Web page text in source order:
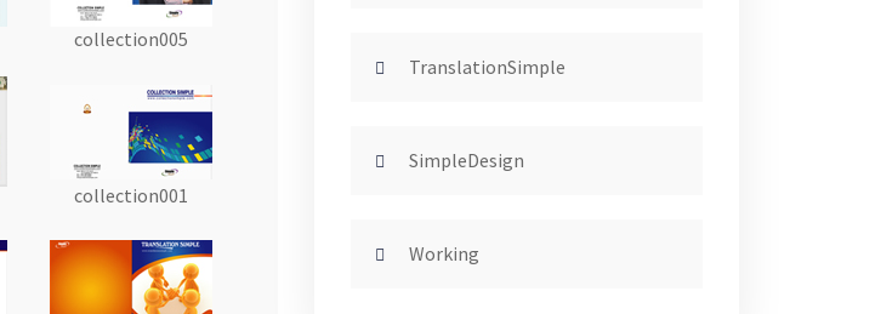
collection005
collection001
TranslationSimple
SimpleDesign
Working